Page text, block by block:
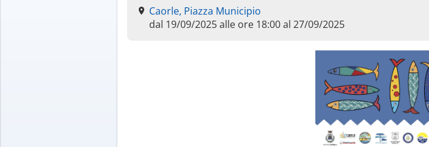
Caorle, Piazza Municipio
dal 19/09/2025 alle ore 18:00 al 27/09/2025